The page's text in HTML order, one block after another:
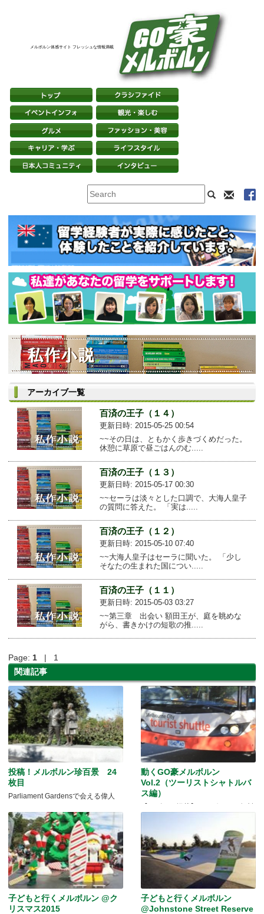
メルボルン体感サイト フレッシュな情報満載
アーカイブ一覧
百済の王子（１４）
更新日時: 2015-05-25 00:54
~~その日は、ともかく歩きづくめだった。
休憩に草原で昼ごはんのむ.....
百済の王子（１３）
更新日時: 2015-05-17 00:30
~~セーラは淡々とした口調で、大海人皇子
の質問に答えた。 「実は.....
百済の王子（１２）
更新日時: 2015-05-10 07:40
~~大海人皇子はセーラに聞いた。 「少し
そなたの生まれた国につい.....
百済の王子（１１）
更新日時: 2015-05-03 03:27
~~第三章 出会い 額田王が、庭を眺めな
がら、書きかけの短歌の推.....
Page: 1 | 1
関連記事
投稿！メルボルン珍百景 24
枚目
Parliament Gardensで会える偉人
動くGO豪メルボルン
Vol.2（ツーリストシャトルバ
ス編）
【リピート掲載】メルボルンの無料
観光バスを動画でご案内。
子どもと行くメルボルン @ク
リスマス2015
子どもと行くメルボルン
@Johnstone Street Reserve